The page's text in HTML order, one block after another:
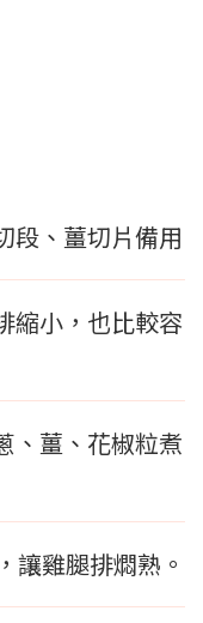
段、薑切片備用
縮小，也比較容
、薑、花椒粒煮
讓雞腿排燜熟。